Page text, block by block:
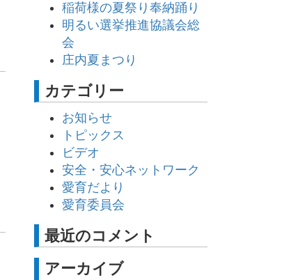
稲荷様の夏祭り奉納踊り
明るい選挙推進協議会総
会
庄内夏まつり
カテゴリー
お知らせ
トピックス
ビデオ
安全・安心ネットワーク
愛育だより
愛育委員会
最近のコメント
アーカイブ